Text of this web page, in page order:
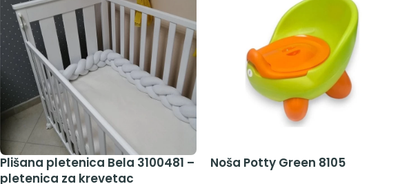
Plišana pletenica Bela 3100481 –
pletenica za krevetac
Noša Potty Green 8105